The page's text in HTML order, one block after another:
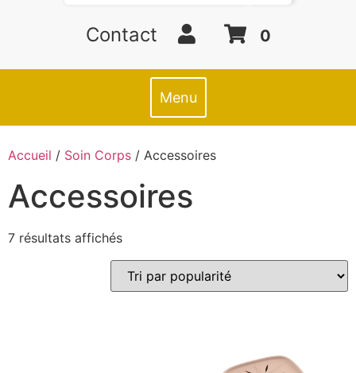
Contact 0
Menu
Accueil / Soin Corps / Accessoires
Accessoires
7 résultats affichés